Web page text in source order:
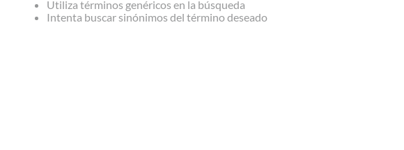
Utiliza términos genéricos en la búsqueda
Intenta buscar sinónimos del término deseado